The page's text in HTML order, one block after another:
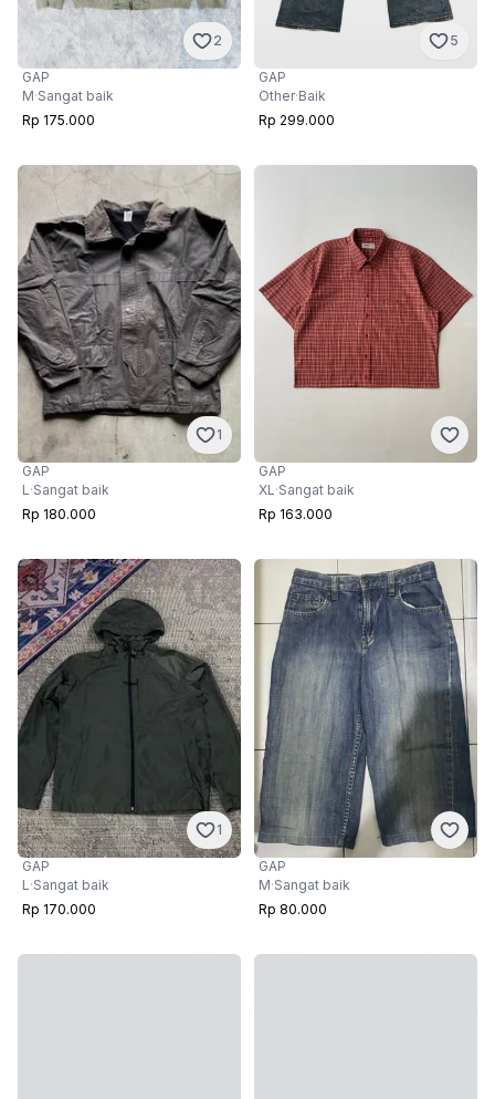
2
GAP
M·Sangat baik
Rp 175.000
5
GAP
Other·Baik
Rp 299.000
1
GAP
L·Sangat baik
Rp 180.000
GAP
XL·Sangat baik
Rp 163.000
1
GAP
L ·Sangat baik
Rp 170.000
GAP
M·Sangat baik
Rp 80.000